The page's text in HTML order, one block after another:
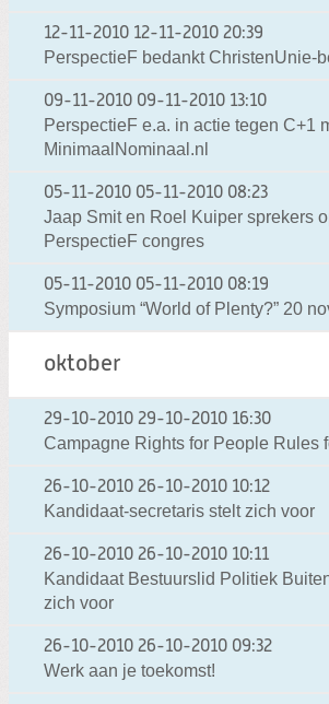
12-11-2010 12-11-2010 20:39
PerspectieF bedankt ChristenUnie-
09-11-2010 09-11-2010 13:10
PerspectieF e.a. in actie tegen C+1
MinimaalNominaal.nl
05-11-2010 05-11-2010 08:23
Jaap Smit en Roel Kuiper sprekers
PerspectieF congres
05-11-2010 05-11-2010 08:19
Symposium “World of Plenty?” 20
oktober
29-10-2010 29-10-2010 16:30
Campagne Rights for People Rules
26-10-2010 26-10-2010 10:12
Kandidaat-secretaris stelt zich voor
26-10-2010 26-10-2010 10:11
Kandidaat Bestuurslid Politiek
zich voor
26-10-2010 26-10-2010 09:32
Werk aan je toekomst!